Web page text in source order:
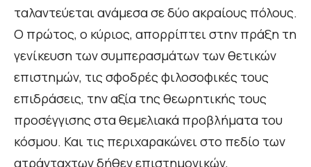
ταλαντεύεται ανάμεσα σε δύο ακραίους πόλους.
Ο πρώτος, ο κύριος, απορρίπτει στην πράξη τη
γενίκευση των συμπερασμάτων των θετικών
επιστημών, τις σφοδρές φιλοσοφικές τους
επιδράσεις, την αξία της θεωρητικής τους
προσέγγισης στα θεμελιακά προβλήματα του
κόσμου. Και τις περιχαρακώνει στο πεδίο των
ατράνταχτων δήθεν επιστημονικών,